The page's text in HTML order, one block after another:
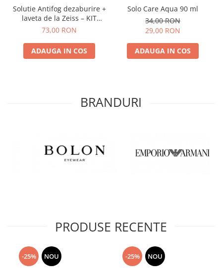
Solutie Antifog dezaburire +
laveta de la Zeiss – KIT
COMPLET
73,00 RON
ADAUGA IN COS
Solo Care Aqua 90 ml
34,00 RON
29,00 RON
ADAUGA IN COS
BRANDURI
PRODUSE RECENTE
-25% NOU -25% NOU